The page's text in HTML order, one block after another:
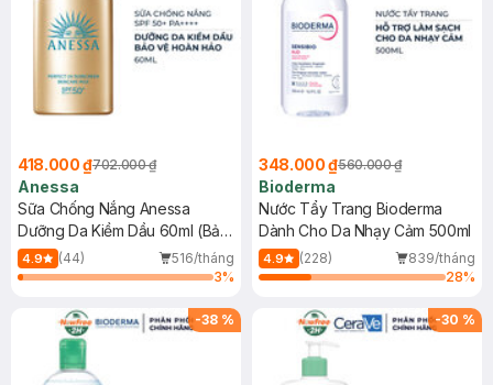
418.000 ₫702.000 ₫
Anessa
Sữa Chống Nắng Anessa
Dưỡng Da Kiềm Dầu 60ml (Bản
Mới)
4.9 (44)
516/tháng
3%
348.000 ₫560.000 ₫
Bioderma
Nước Tẩy Trang Bioderma
Dành Cho Da Nhạy Cảm 500ml
4.9 (228)
839/tháng
28%
-38 % -30 %